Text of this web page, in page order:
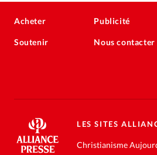
Acheter
Soutenir
Publicité
Nous contacter
LES SITES
Christianisme